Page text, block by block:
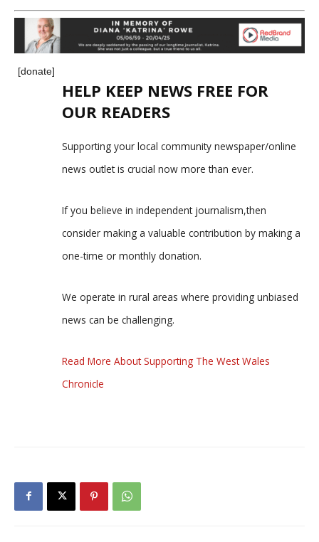
[donate]
HELP KEEP NEWS FREE FOR
OUR READERS
Supporting your local community newspaper/online
news outlet is crucial now more than ever.
If you believe in independent journalism,then
consider making a valuable contribution by making a
one-time or monthly donation.
We operate in rural areas where providing unbiased
news can be challenging.
Read More About Supporting The West Wales
Chronicle